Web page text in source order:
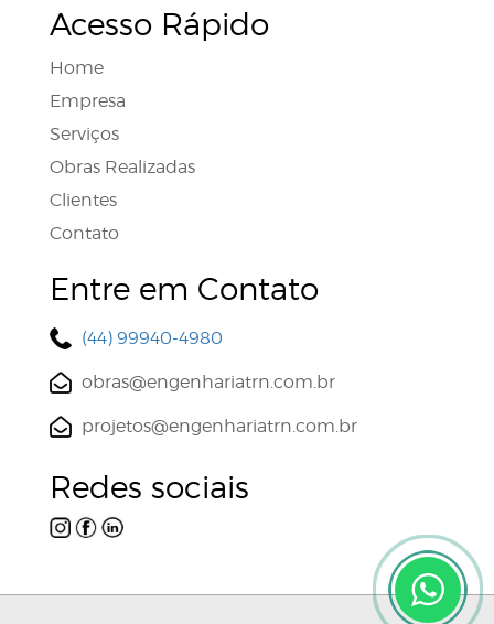
Acesso Rápido
Home
Empresa
Serviços
Obras Realizadas
Clientes
Contato
Entre em Contato
(44) 99940-4980
obras@engenhariatrn.com.br
projetos@engenhariatrn.com.br
Redes sociais